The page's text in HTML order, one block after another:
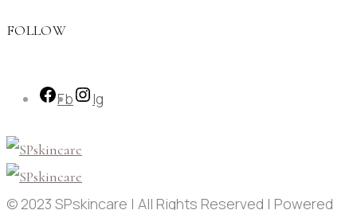
FOLLOW
Fb Ig
© 2023 SPskincare | All Rights Reserved | Powered